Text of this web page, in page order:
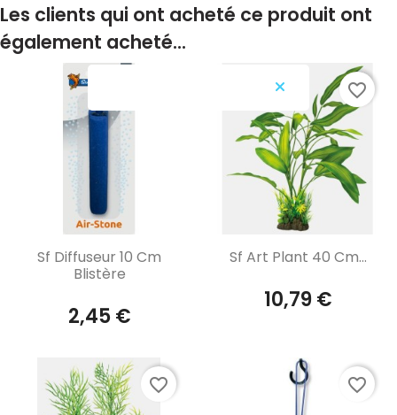
Les clients qui ont acheté ce produit ont
également acheté...
Aperçu rapide
Sf Diffuseur 10 Cm
Blistère
2,45 €
Aperçu rapide
Sf Art Plant 40 Cm...
10,79 €
favorite_border
favorite_border favorite_border